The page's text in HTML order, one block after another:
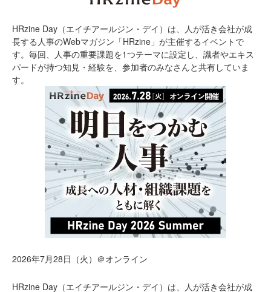
HRzine Day（エイチアールジン・デイ）は、人が活き会社が成
長する人事のWebマガジン「HRzine」が主催するイベントで
す。毎回、人事の重要課題を1つテーマに設定し、識者やエキス
パードが持つ知見・経験を、参加者のみなさんと共有していま
す。
2026年7月28日（火）＠オンライン
HRzine Day（エイチアールジン・デイ）は、人が活き会社が成